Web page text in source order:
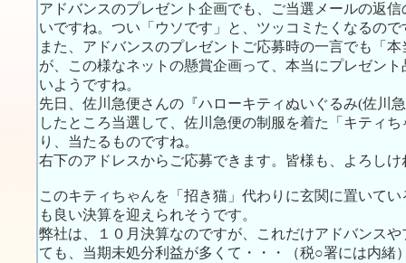
アドバンスのプレゼント企画でも、ご当選メールの返
いですね。つい「ウソです」と、ツッコミたくなるので
また、アドバンスのプレゼントご応募時の一言でも「
が、この様なネットの懸賞企画って、本当にプレゼン
いようですね。
先日、佐川急便さんの『ハローキティぬいぐるみ(佐川
したところ当選して、佐川急便の制服を着た「キティ
り、当たるものですね。
右下のアドレスからご応募できます。皆様も、よろし
このキティちゃんを「招き猫」代わりに玄関に置いて
も良い決算を迎えられそうです。
弊社は、１０月決算なのですが、これだけアドバンス
ても、当期未処分利益が多くて・・・（税○署には内緒